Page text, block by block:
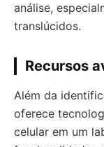
análise,
translúcidos.
Recursos
Além da
oferece
celular em um